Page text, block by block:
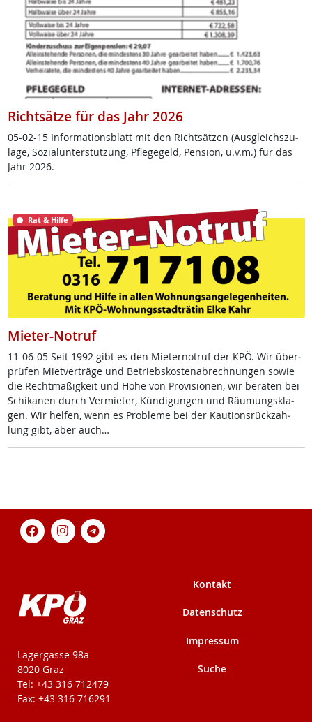
Richtsätze für das Jahr 2026
05-02-15 In­for­ma­ti­ons­blatt mit den Richt­sät­zen (Aus­g­leichs­zu­
la­ge, So­zial­un­ter­stüt­zung, Pf­le­ge­geld, Pen­si­on, u.v.m.) für das
Jahr 2026.
Rat & Hilfe
Mieter-Notruf
11-06-05 Seit 1992 gibt es den Mie­ter­no­t­ruf der KPÖ. Wir über­
prü­fen Miet­ver­trä­ge und Be­triebs­kos­ten­ab­rech­nun­gen so­wie
die Recht­mä­ß­ig­keit und Höhe von Pro­vi­sio­nen, wir be­ra­ten bei
Schi­ka­nen durch Ver­mie­ter, Kün­di­gun­gen und Räu­mungs­kla­
gen. Wir hel­fen, wenn es Pro­b­le­me bei der Kau­ti­ons­rück­zah­
lung gibt, aber auch…
KPÖ-Steiermark
Lagergasse 98a
8020 Graz
Tel: +43 316 712479
Fax: +43 316 716291
Kontakt
Datenschutz
Impressum
Suche